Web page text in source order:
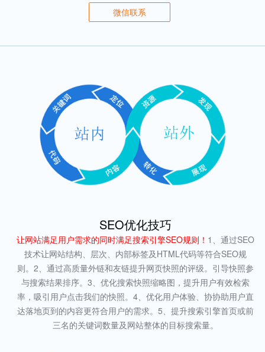
微信联系
SEO优化技巧
让网站满足用户需求的同时满足搜索引擎SEO规则！ 1、通过SEO
技术让网站结构、层次、内部标签及HTML代码等符合SEO规
则。2、通过高质量外链和友链提升网页快照的评级。引导快照参
与搜索结果排序。3、优化搜索快照缩略图，提升用户有效检索
率，吸引用户点击我们的快照。4、优化用户体验、协协助用户直
达落地页到的内容更符合用户的需求。5、提升搜索引擎首页或前
三名的关键词数量及网站整体的目标搜索量。